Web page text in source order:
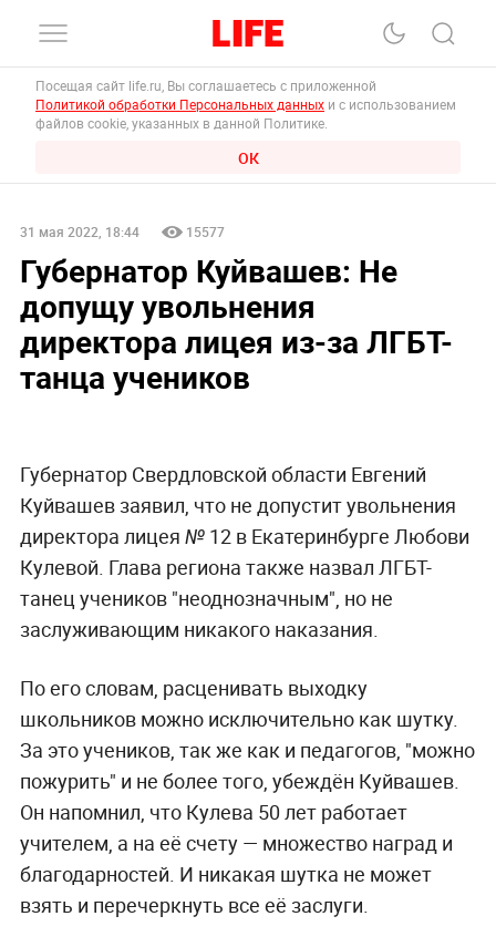
Посещая сайт life.ru, Вы соглашаетесь с приложенной
Политикой обработки Персональных данных и с использованием
файлов cookie, указанных в данной Политике.
ОК
31 мая 2022, 18:44 15577
Губернатор Куйвашев: Не
допущу увольнения
директора лицея из-за ЛГБТ-
танца учеников
Губернатор Свердловской области Евгений
Куйвашев заявил, что не допустит увольнения
директора лицея № 12 в Екатеринбурге Любови
Кулевой. Глава региона также назвал ЛГБТ-
танец учеников "неоднозначным", но не
заслуживающим никакого наказания.
По его словам, расценивать выходку
школьников можно исключительно как шутку.
За это учеников, так же как и педагогов, "можно
пожурить" и не более того, убеждён Куйвашев.
Он напомнил, что Кулева 50 лет работает
учителем, а на её счету — множество наград и
благодарностей. И никакая шутка не может
взять и перечеркнуть все её заслуги.